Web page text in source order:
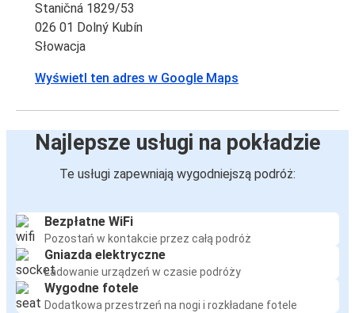
Staničná 1829/53
026 01 Dolný Kubín
Słowacja
Wyświetl ten adres w Google Maps
Najlepsze usługi na pokładzie
Te usługi zapewniają wygodniejszą podróż:
Bezpłatne WiFi
Pozostań w kontakcie przez całą podróż
Gniazda elektryczne
Ładowanie urządzeń w czasie podróży
Wygodne fotele
Dodatkowa przestrzeń na nogi i rozkładane fotele